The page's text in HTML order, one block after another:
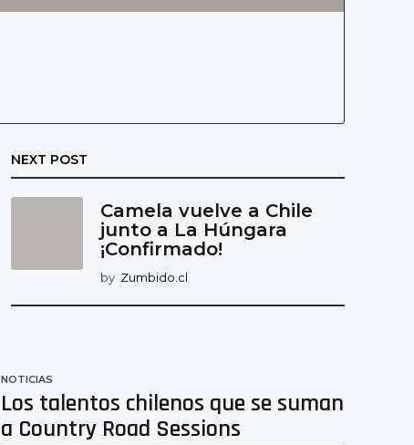
NEXT POST
Camela vuelve a Chile
junto a La Húngara
¡Confirmado!
by Zumbido.cl
NOTICIAS
Los talentos chilenos que se suman
a Country Road Sessions